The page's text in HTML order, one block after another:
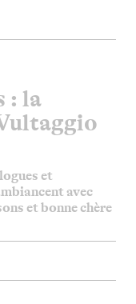
: la
et
avec
et bonne chère